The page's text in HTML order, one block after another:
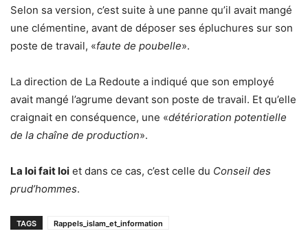
Selon sa version, c’est suite à une panne qu’il avait mangé
une clémentine, avant de déposer ses épluchures sur son
poste de travail, «faute de poubelle».
La direction de La Redoute a indiqué que son employé
avait mangé l’agrume devant son poste de travail. Et qu’elle
craignait en conséquence, une «détérioration potentielle
de la chaîne de production».
La loi fait loi et dans ce cas, c’est celle du Conseil des
prud’hommes.
TAGS Rappels_islam_et_information